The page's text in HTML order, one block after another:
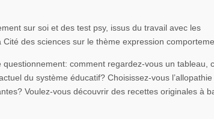
sur soi et des test psy, issus du travail avec les
Cité des sciences sur le thème expression
comment regardez-vous un tableau,
du système éducatif? Choisissez-vous
Voulez-vous découvrir des recettes originales à